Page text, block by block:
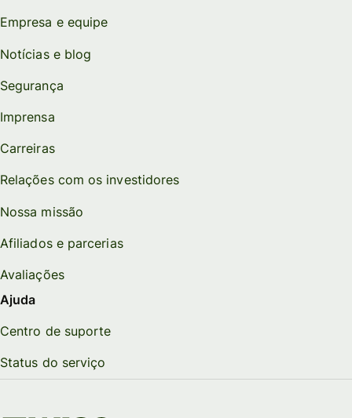
Empresa e equipe
Notícias e blog
Segurança
Imprensa
Carreiras
Relações com os investidores
Nossa missão
Afiliados e parcerias
Avaliações
Ajuda
Centro de suporte
Status do serviço